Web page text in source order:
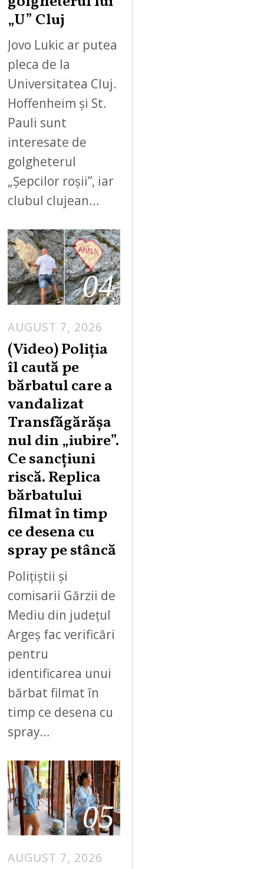
„U” Cluj
Jovo Lukic ar putea
pleca de la
Universitatea Cluj.
Hoffenheim și St.
Pauli sunt
interesate de
golgheterul
„Șepcilor roșii”, iar
clubul clujean…
04
AUGUST 7, 2026
U
G
S
7
,
(Video) Poliția
îl caută pe
bărbatul care a
vandalizat
Transfăgărășa
nul din „iubire”.
Ce sancțiuni
riscă. Replica
bărbatului
filmat în timp
ce desena cu
spray pe stâncă
Polițiștii și
comisarii Gărzii de
Mediu din județul
Argeș fac verificări
pentru
identificarea unui
bărbat filmat în
timp ce desena cu
spray…
05
AUGUST 7, 2026